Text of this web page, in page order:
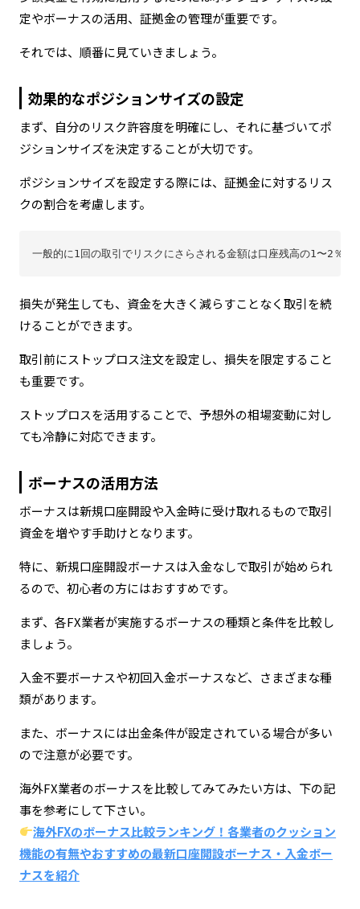
定やボーナスの活用、証拠金の管理が重要です。
それでは、順番に見ていきましょう。
効果的なポジションサイズの設定
まず、自分のリスク許容度を明確にし、それに基づいてポ
ジションサイズを決定することが大切です。
ポジションサイズを設定する際には、証拠金に対するリス
クの割合を考慮します。
一般的に1回の取引でリスクにさらされる金額は口座残高の1〜2％に
損失が発生しても、資金を大きく減らすことなく取引を続
けることができます。
取引前にストップロス注文を設定し、損失を限定すること
も重要です。
ストップロスを活用することで、予想外の相場変動に対し
ても冷静に対応できます。
ボーナスの活用方法
ボーナスは新規口座開設や入金時に受け取れるもので取引
資金を増やす手助けとなります。
特に、新規口座開設ボーナスは入金なしで取引が始められ
るので、初心者の方にはおすすめです。
まず、各FX業者が実施するボーナスの種類と条件を比較し
ましょう。
入金不要ボーナスや初回入金ボーナスなど、さまざまな種
類があります。
また、ボーナスには出金条件が設定されている場合が多い
ので注意が必要です。
海外FX業者のボーナスを比較してみてみたい方は、下の記
事を参考にして下さい。
海外FXのボーナス比較ランキング！各業者のクッション
機能の有無やおすすめの最新口座開設ボーナス・入金ボー
ナスを紹介